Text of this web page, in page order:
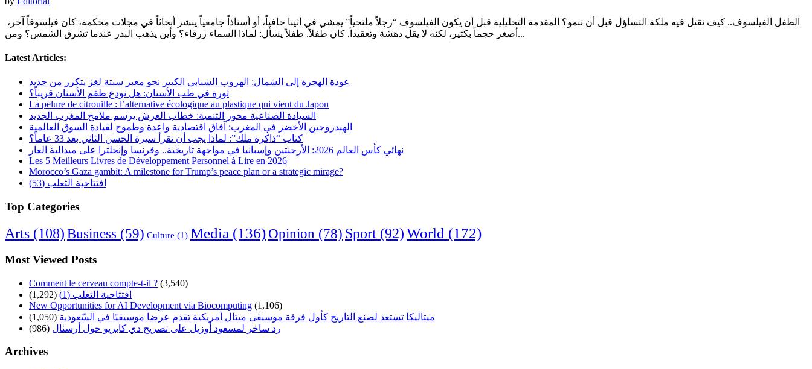
أصغر حجماً بكثير، لكنه لا يقل دهشة وتعقيداً. كان طفلاً. طفلاً يسأل: لماذا السماء زرقاء؟ وأين يذهب البدر عندما تشرق الشمس؟ ومن...
Latest Articles:
عودة الهجرة إلى الشمال: الهروب الشبابي الكبير نحو معبر سبتة لغز يتكرر من جديد
ثورة في طب الأسنان: هل نودع طقم الأسنان قريباً؟
La pelure de citrouille : l’alternative écologique au plastique qui vient du Japon
السيادة الصناعية محور التنمية: خطاب العرش يرسم ملامح المغرب الجديد
الهيدروجين الأخضر في المغرب: آفاق اقتصادية واعدة وطموح لقيادة السوق العالمية
كتاب “ذاكرة ملك”: لماذا يجب أن تقرأ سيرة الحسن الثاني بعد 33 عاماً؟
نهائي كأس العالم 2026: الأرجنتين وإسبانيا في مواجهة تاريخية.. وفرنسا وإنجلترا على ميدالية العار
Les 5 Meilleurs Livres de Développement Personnel à Lire en 2026
Morocco’s Gaza gambit: A milestone for Trump’s peace plan or a strategic mirage?
افتتاحية الثعلب (53)
Top Categories
Arts (108) Business (59) Culture (1) Media (136)Opinion (78) Sport (92)World (172)
Most Viewed Posts
Comment le cerveau compte-t-il ? (3,540)
افتتاحية الثعلب (1)
(1,292)
New Opportunities for AI Development via Biocomputing (1,106)
ميتاليكا تستعد لصنع التاريخ كأول فرقة موسيقى ميتال أمريكية تقدم عرضا موسيقيًا في السّعودية (1,050)
رد ساخر لمسعود أوزيل على تصريح دي كابريو حول أرسنال (986)
Archives